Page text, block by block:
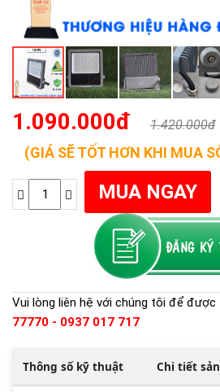
1.090.000đ 1.420.000đ
(GIÁ SẼ TỐT HƠN KHI MUA
Vui lòng liên hệ với chúng tôi để được
77770 - 0937 017 717
Thông số kỹ thuật Chi tiết